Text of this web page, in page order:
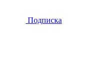
Подписка